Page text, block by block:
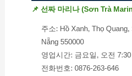
📌 선짜 마리나 (Sơn Trà
주소: Hồ Xanh, Thọ
Nẵng 550000
영업시간: 금요일, 오전
전화번호: 0876-263-646